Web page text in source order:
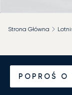
POPROŚ O
Strona Główna